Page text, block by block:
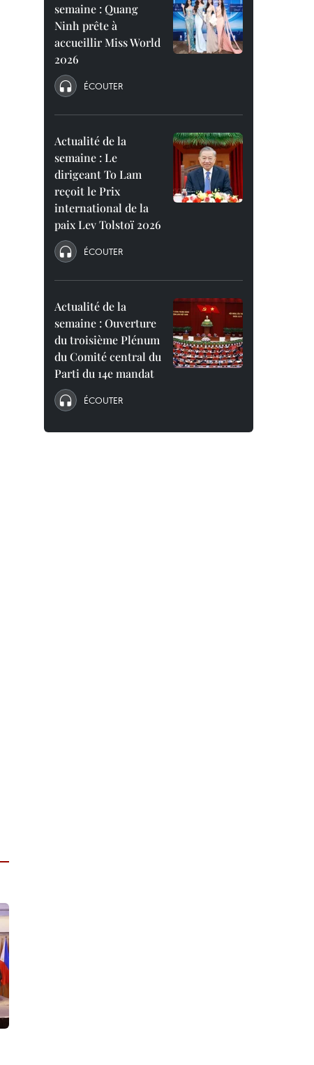
semaine : Quang
Ninh prête à
accueillir Miss World
2026
ÉCOUTER
Actualité de la
semaine : Le
dirigeant To Lam
reçoit le Prix
international de la
paix Lev Tolstoï 2026
ÉCOUTER
Actualité de la
semaine : Ouverture
du troisième Plénum
du Comité central du
Parti du 14e mandat
ÉCOUTER